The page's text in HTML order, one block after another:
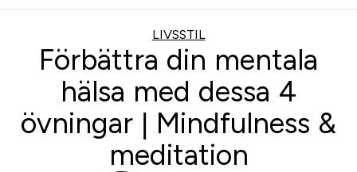
LIVSSTIL
Förbättra din mentala
hälsa med dessa 4
övningar | Mindfulness &
meditation